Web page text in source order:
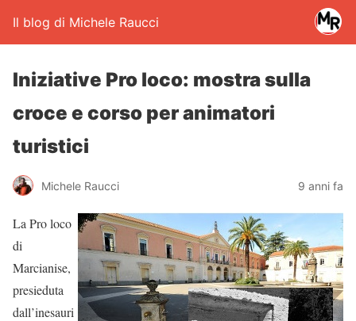
Il blog di Michele Raucci
Iniziative Pro loco: mostra sulla
croce e corso per animatori
turistici
Michele Raucci 9 anni fa
La Pro loco
di
Marcianise,
presieduta
dall’inesauri